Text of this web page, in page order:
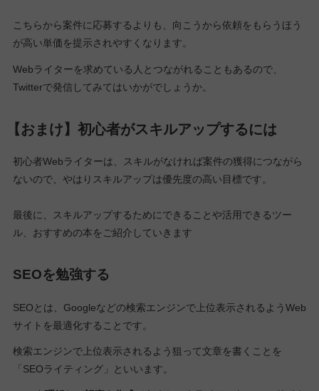
こちらから案件に応募するよりも、向こうから依頼をもらうほう
が高い単価を提示されやすくなります。
Webライターを求めている人とつながれることもあるので、
Twitterで発信してみてはいかがでしょうか。
【おまけ】初心者がスキルアップするには
初心者Webライターは、スキルがなければ案件の獲得につながら
ないので、やはりスキルアップは優先度の高い目標です。
最後に、スキルアップするためにできることや活用できるツー
ル、おすすめの本をご紹介していきます
SEOを勉強する
SEOとは、Googleなどの検索エンジンで上位表示されるようWeb
サイトを最適化することです。
検索エンジンで上位表示されるよう狙って文章を書くことを
「SEOライティング」といいます。